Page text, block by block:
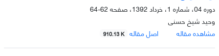
دوره 04، شماره 1، خرداد 1392، صفحه
62-64
وحید شیخ حسنی
مشاهده مقاله
اصل مقاله 910.13 K